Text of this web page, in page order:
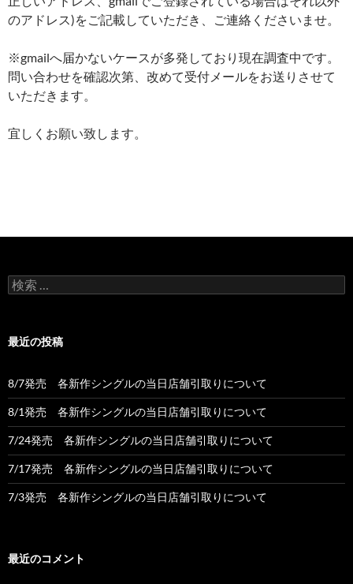
のアドレス)をご記載していただき、ご連絡くださいませ。
※gmailへ届かないケースが多発しており現在調査中です。
問い合わせを確認次第、改めて受付メールをお送りさせて
いただきます。
宜しくお願い致します。
検
索:
最近の投稿
8/7発売 各新作シングルの当日店舗引取りについて
8/1発売 各新作シングルの当日店舗引取りについて
7/24発売 各新作シングルの当日店舗引取りについて
7/17発売 各新作シングルの当日店舗引取りについて
7/3発売 各新作シングルの当日店舗引取りについて
最近のコメント